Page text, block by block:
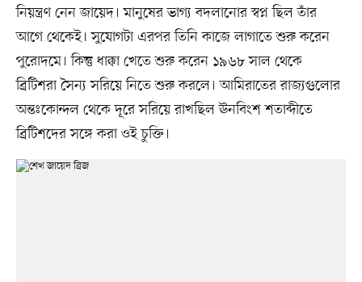
নিয়ন্ত্রণ নেন জায়েদ। মানুষের ভাগ্য বদলানোর স্বপ্ন ছিল তাঁর
আগে থেকেই। সুযোগটা এরপর তিনি কাজে লাগাতে শুরু করেন
পুরোদমে। কিন্তু ধাক্কা খেতে শুরু করেন ১৯৬৮ সাল থেকে
ব্রিটিশরা সৈন্য সরিয়ে নিতে শুরু করলে। আমিরাতের রাজ্যগুলোর
অন্তঃকোন্দল থেকে দূরে সরিয়ে রাখছিল ঊনবিংশ শতাব্দীতে
ব্রিটিশদের সঙ্গে করা ওই চুক্তি।